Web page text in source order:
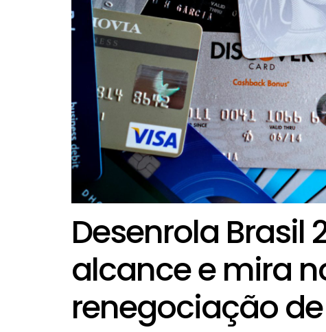
Desenrola Brasil
alcance e mira
renegociação